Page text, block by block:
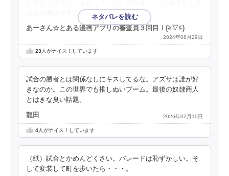
倍増の馬車ですよっ！！
あーさん☆とある漫画アプリの審査員３回目！(⁠≧⁠▽⁠≦⁠)
2024年08月29日
23人がナイス！しています
試合の勝者とは関係なしにキスしてるな。アズサは誰が好
きなのか。この世界でも推しぬいブーム。最後の奴隷商人
とはきな臭い話題。
龍田 2026年02月10日
4人がナイス！しています
（紙）試合とかめんどくさい。パレードは恥ずかしい。そ
して変装して町を歩いたら・・・。